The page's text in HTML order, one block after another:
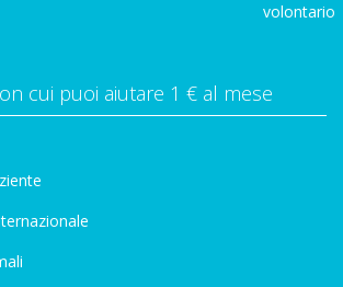
volontario
cui puoi aiutare 1 € al mese